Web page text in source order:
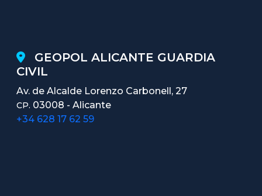
GEOPOL ALICANTE GUARDIA
CIVIL
Av. de Alcalde Lorenzo Carbonell, 27
CP. 03008 - Alicante
+34 628 17 62 59